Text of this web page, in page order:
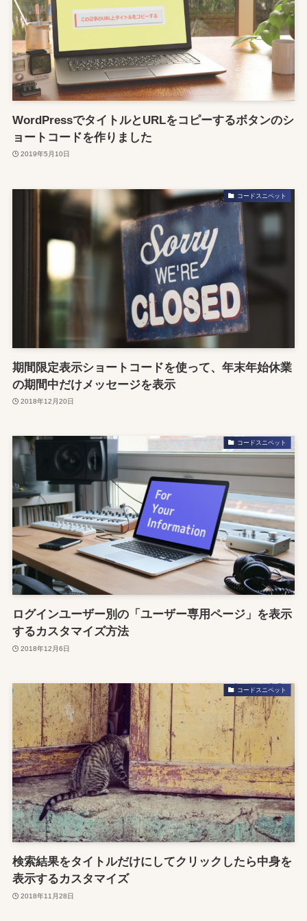
WordPressでタイトルとURLをコピーするボタンのシ
ョートコードを作りました
2019年5月10日
コードスニペット
期間限定表示ショートコードを使って、年末年始休業
の期間中だけメッセージを表示
2018年12月20日
コードスニペット
ログインユーザー別の「ユーザー専用ページ」を表示
するカスタマイズ方法
2018年12月6日
コードスニペット
検索結果をタイトルだけにしてクリックしたら中身を
表示するカスタマイズ
2018年11月28日